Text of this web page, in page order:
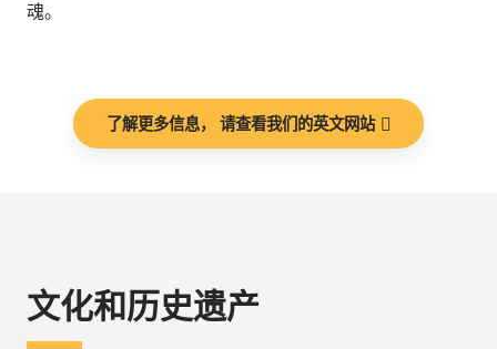
魂。
了解更多信息， 请查看我们的英文网站
文化和历史遗产